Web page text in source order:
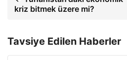
kriz bitmek üzere mi?
Tavsiye Edilen Haberler